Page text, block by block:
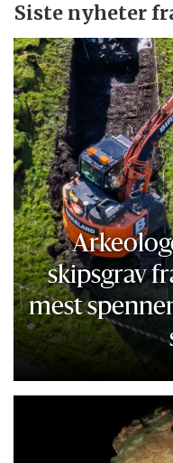
Siste nyheter
skipsgrav
mest